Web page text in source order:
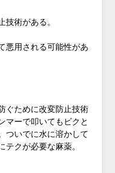
術がある。
悪用される可能性があ
ぐために改変防止技術
マーで叩いてもビクと
ついでに水に溶かして
クが必要な麻薬。